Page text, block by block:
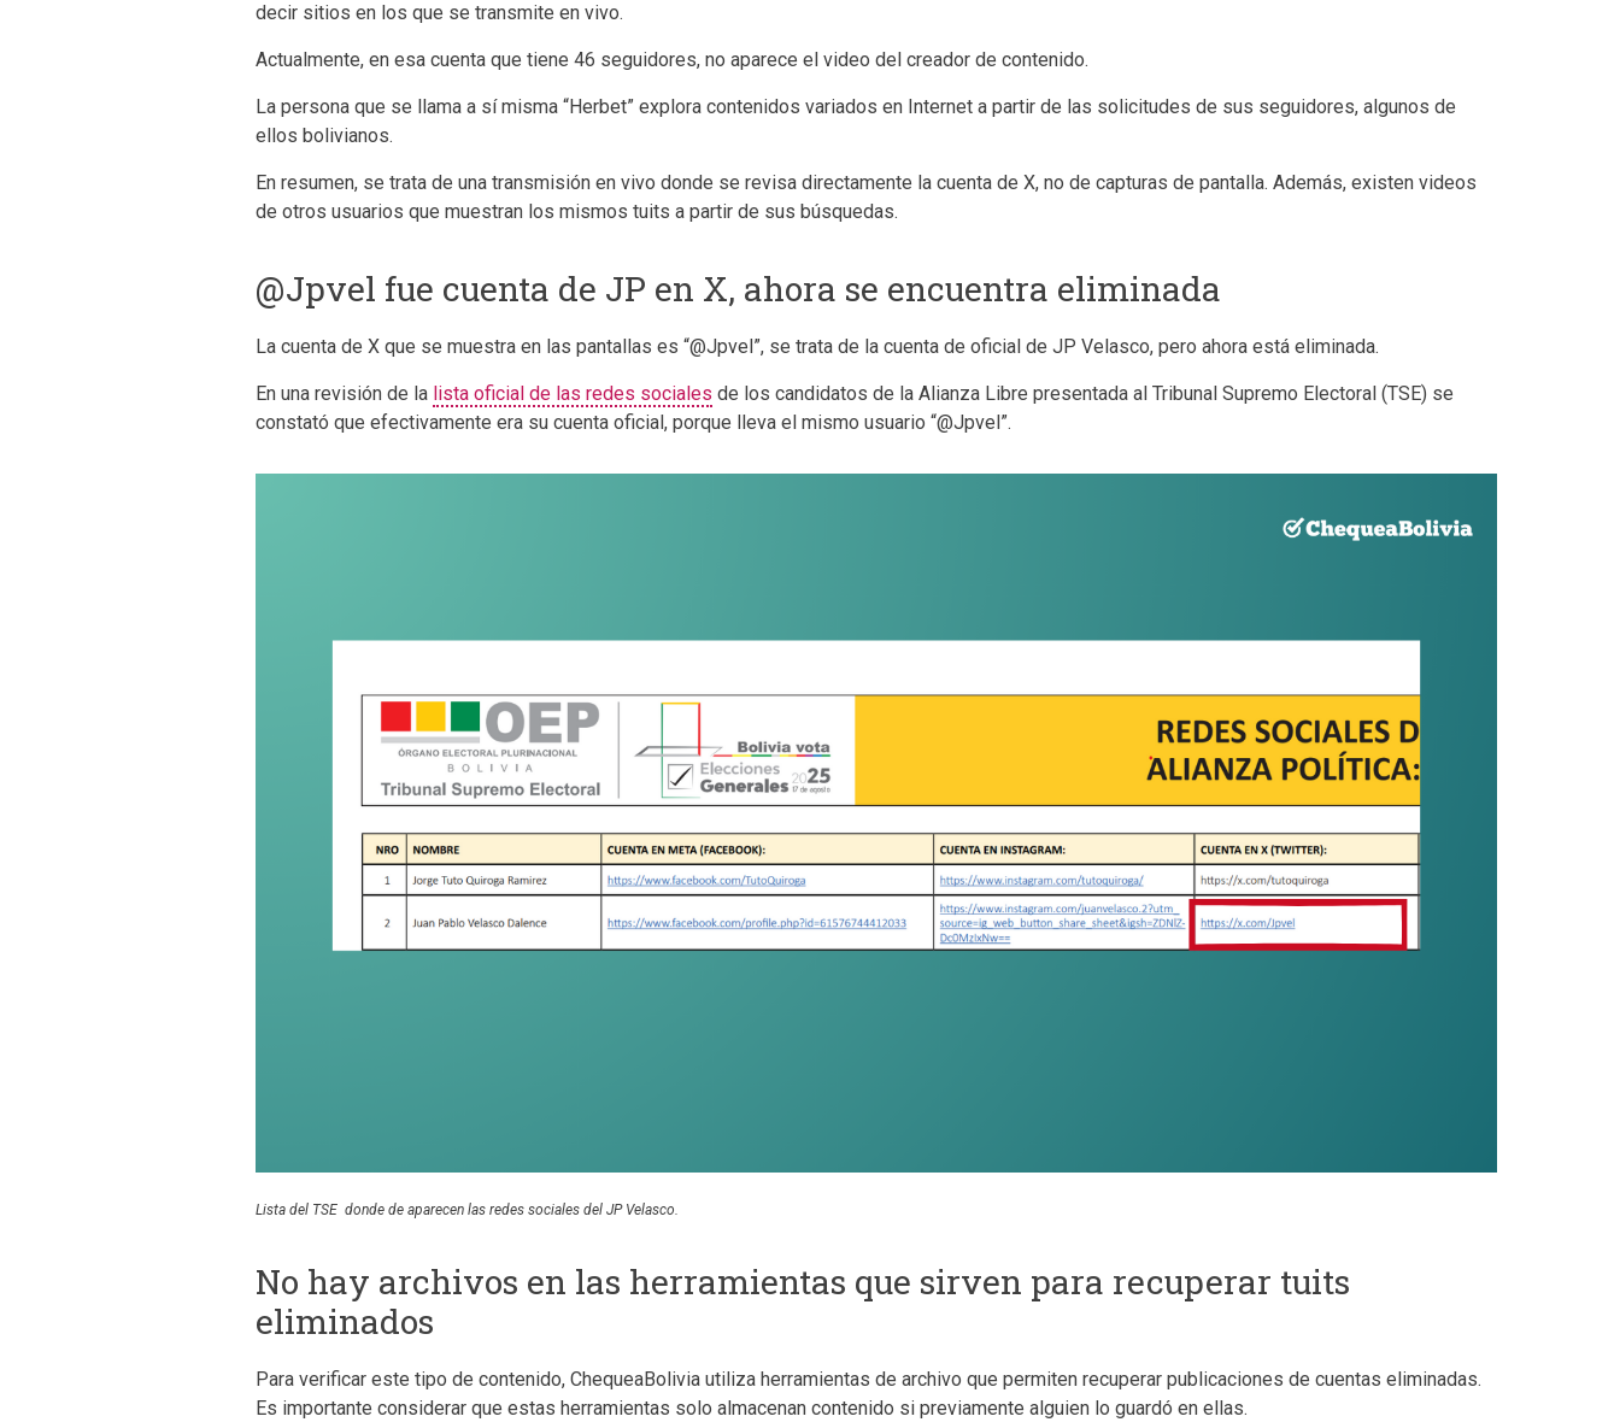
decir sitios en los que se transmite en vivo.
Actualmente, en esa cuenta que tiene 46 seguidores, no aparece el video del creador de contenido.
La persona que se llama a sí misma “Herbet” explora contenidos variados en Internet a partir de las solicitudes de sus seguidores, algunos de
ellos bolivianos.
En resumen, se trata de una transmisión en vivo donde se revisa directamente la cuenta de X, no de capturas de pantalla. Además, existen videos
de otros usuarios que muestran los mismos tuits a partir de sus búsquedas.
@Jpvel fue cuenta de JP en X, ahora se encuentra eliminada
La cuenta de X que se muestra en las pantallas es “@Jpvel”, se trata de la cuenta de oficial de JP Velasco, pero ahora está eliminada.
En una revisión de la lista oficial de las redes sociales de los candidatos de la Alianza Libre presentada al Tribunal Supremo Electoral (TSE) se
constató que efectivamente era su cuenta oficial, porque lleva el mismo usuario “@Jpvel”.
Lista del TSE donde de aparecen las redes sociales del JP Velasco.
No hay archivos en las herramientas que sirven para recuperar tuits
eliminados
Para verificar este tipo de contenido, ChequeaBolivia utiliza herramientas de archivo que permiten recuperar publicaciones de cuentas eliminadas.
Es importante considerar que estas herramientas solo almacenan contenido si previamente alguien lo guardó en ellas.